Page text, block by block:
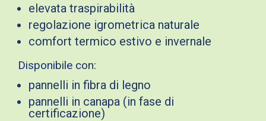
elevata traspirabilità
regolazione igrometrica naturale
comfort termico estivo e invernale
Disponibile con:
pannelli in fibra di legno
pannelli in canapa (in fase di
certificazione)